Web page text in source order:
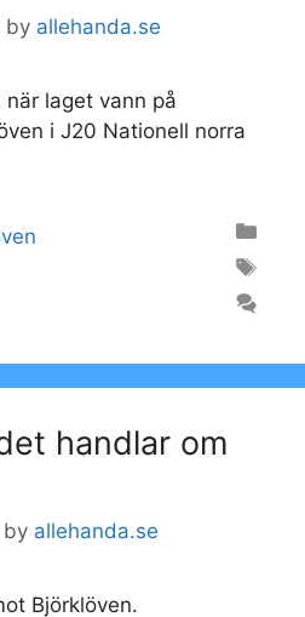
by allehanda.se
laget vann på
i J20 Nationell norra
handlar om
by allehanda.se
Björklöven.